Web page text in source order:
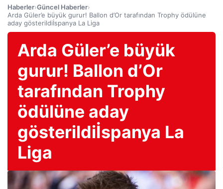
Haberler›Güncel Haberler›
Arda Güler’e büyük gurur! Ballon d’Or tarafından Trophy ödülüne
aday gösterildiİspanya La Liga
Arda Güler’e büyük
gurur! Ballon d’Or
tarafından Trophy
ödülüne aday
gösterildiİspanya La
Liga